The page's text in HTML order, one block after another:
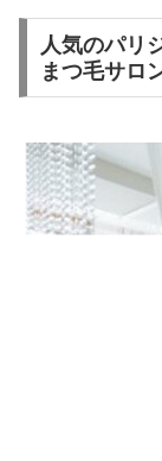
人気のパリ
まつ毛サロ